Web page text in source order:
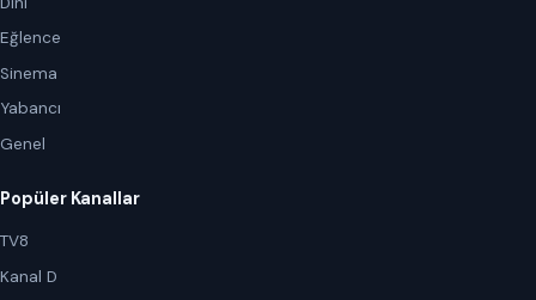
Eğlence
Sinema
Yabancı
Genel
Popüler Kanallar
TV8
Kanal D